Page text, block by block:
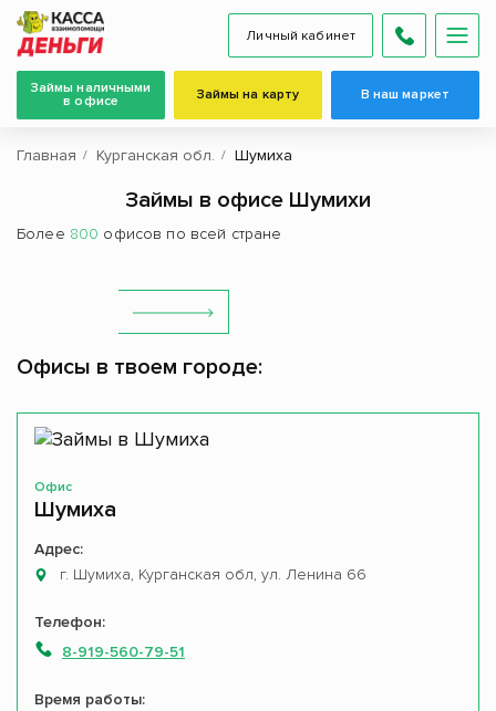
Личный кабинет
Займы наличными
в офисе
Займы на карту В наш маркет
Главная Курганская обл. Шумиха
Займы в офисе Шумихи
Более 800 офисов по всей стране
Офисы в твоем городе:
Офис
Шумиха
Адрес:
г. Шумиха, Курганская обл, ул. Ленина 66
Телефон:
8-919-560-79-51
Время работы: